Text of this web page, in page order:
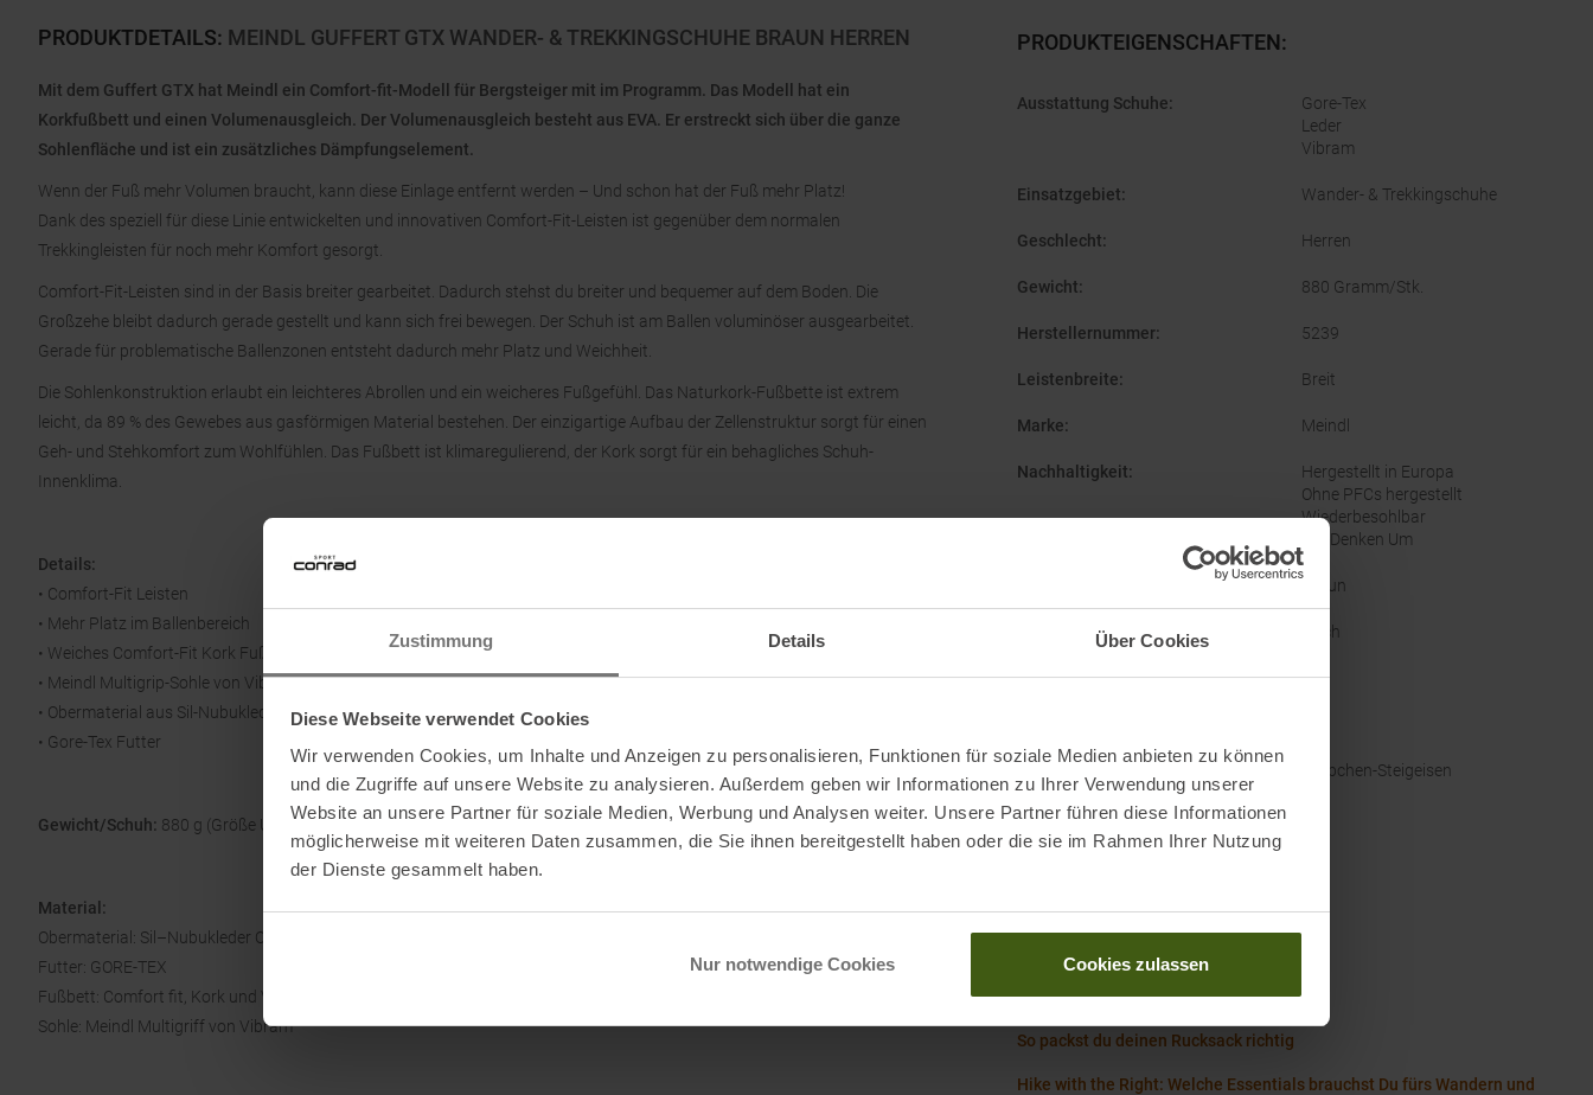
Zustimmung Details Über Cookies
Diese Webseite verwendet Cookies
Wir verwenden Cookies, um Inhalte und Anzeigen zu personalisieren, Funktionen für soziale Medien anbieten zu können
und die Zugriffe auf unsere Website zu analysieren. Außerdem geben wir Informationen zu Ihrer Verwendung unserer
Website an unsere Partner für soziale Medien, Werbung und Analysen weiter. Unsere Partner führen diese Informationen
möglicherweise mit weiteren Daten zusammen, die Sie ihnen bereitgestellt haben oder die sie im Rahmen Ihrer Nutzung
der Dienste gesammelt haben.
Nur notwendige Cookies Cookies zulassen
PRODUKTDETAILS: MEINDL GUFFERT GTX WANDER- & TREKKINGSCHUHE BRAUN HERREN
Mit dem Guffert GTX hat Meindl ein Comfort-fit-Modell für Bergsteiger mit im Programm. Das Modell hat ein
Korkfußbett und einen Volumenausgleich. Der Volumenausgleich besteht aus EVA. Er erstreckt sich über die ganze
Sohlenfläche und ist ein zusätzliches Dämpfungselement.
Wenn der Fuß mehr Volumen braucht, kann diese Einlage entfernt werden – Und schon hat der Fuß mehr Platz!
Dank des speziell für diese Linie entwickelten und innovativen Comfort-Fit-Leisten ist gegenüber dem normalen
Trekkingleisten für noch mehr Komfort gesorgt.
Comfort-Fit-Leisten sind in der Basis breiter gearbeitet. Dadurch stehst du breiter und bequemer auf dem Boden. Die
Großzehe bleibt dadurch gerade gestellt und kann sich frei bewegen. Der Schuh ist am Ballen voluminöser ausgearbeitet.
Gerade für problematische Ballenzonen entsteht dadurch mehr Platz und Weichheit.
Die Sohlenkonstruktion erlaubt ein leichteres Abrollen und ein weicheres Fußgefühl. Das Naturkork-Fußbette ist extrem
leicht, da 89 % des Gewebes aus gasförmigen Material bestehen. Der einzigartige Aufbau der Zellenstruktur sorgt für einen
Geh- und Stehkomfort zum Wohlfühlen. Das Fußbett ist klimaregulierend, der Kork sorgt für ein behagliches Schuh-
Innenklima.
Details:
• Comfort-Fit Leisten
• Mehr Platz im Ballenbereich
• Weiches Comfort-Fit Kork Fußbett
• Meindl Multigrip-Sohle von Vibram
• Obermaterial aus Sil-Nubukleder
• Gore-Tex Futter
Gewicht/Schuh: 880 g (Größe UK 8)
Material:
Obermaterial: Sil–Nubukleder Oil
Futter: GORE-TEX
Fußbett: Comfort fit, Kork und Vlies
Sohle: Meindl Multigriff von Vibram
PRODUKTEIGENSCHAFTEN:
Ausstattung Schuhe:
Gore-Tex
Leder
Vibram
Einsatzgebiet: Wander- & Trekkingschuhe
Geschlecht: Herren
Gewicht: 880 Gramm/Stk.
Herstellernummer: 5239
Leistenbreite: Breit
Marke: Meindl
Nachhaltigkeit:
Hergestellt in Europa
Ohne PFCs hergestellt
Wiederbesohlbar
Wir Denken Um
Braun
Schafthöhe: Hoch
Schuhgrößen: UK
Körbchen-Steigeisen
Wasserdicht:
Nachhaltigkeit bei Meindl
So packst du deinen Rucksack richtig
Hike with the Right: Welche Essentials brauchst Du fürs Wandern und